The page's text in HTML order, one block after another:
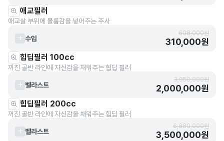
애교필러
애교살 부위에 볼륨감을 넣어주는 주사
수입
608,000원
310,000원
힙딥필러 100cc
꺼진 골반 라인에 자신감을 채워주는 힙딥 필러
벨라스트
3,950,000원
2,000,000원
힙딥필러 200cc
꺼진 골반 라인에 자신감을 채워주는 힙딥 필러
벨라스트
6,880,000원
3,500,000원